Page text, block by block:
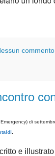
Emergency) di
e